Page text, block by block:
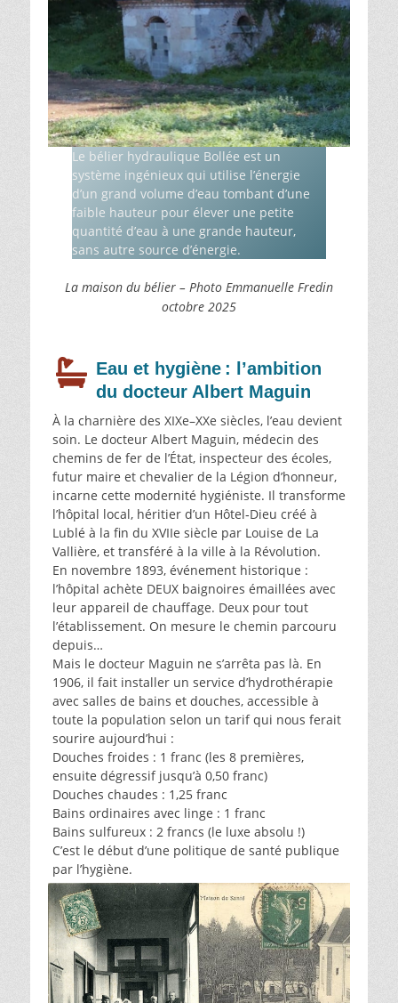
Le bélier hydraulique Bollée est un
système ingénieux qui utilise l’énergie
d’un grand volume d’eau tombant d’une
faible hauteur pour élever une petite
quantité d’eau à une grande hauteur,
sans autre source d’énergie.
La maison du bélier – Photo Emmanuelle Fredin
octobre 2025
Eau et hygiène : l’ambition
du docteur Albert Maguin
À la charnière des XIXe–XXe siècles, l’eau devient
soin. Le docteur Albert Maguin, médecin des
chemins de fer de l’État, inspecteur des écoles,
futur maire et chevalier de la Légion d’honneur,
incarne cette modernité hygiéniste. Il transforme
l’hôpital local, héritier d’un Hôtel‑Dieu créé à
Lublé à la fin du XVIIe siècle par Louise de La
Vallière, et transféré à la ville à la Révolution.
En novembre 1893, événement historique :
l’hôpital achète DEUX baignoires émaillées avec
leur appareil de chauffage. Deux pour tout
l’établissement. On mesure le chemin parcouru
depuis…
Mais le docteur Maguin ne s’arrêta pas là. En
1906, il fait installer un service d’hydrothérapie
avec salles de bains et douches, accessible à
toute la population selon un tarif qui nous ferait
sourire aujourd’hui :
Douches froides : 1 franc (les 8 premières,
ensuite dégressif jusqu’à 0,50 franc)
Douches chaudes : 1,25 franc
Bains ordinaires avec linge : 1 franc
Bains sulfureux : 2 francs (le luxe absolu !)
C’est le début d’une politique de santé publique
par l’hygiène.